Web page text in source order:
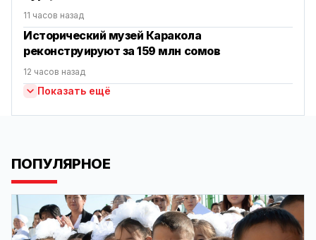
11 часов назад
Исторический музей Каракола
реконструируют за 159 млн сомов
12 часов назад
Показать ещё
ПОПУЛЯРНОЕ